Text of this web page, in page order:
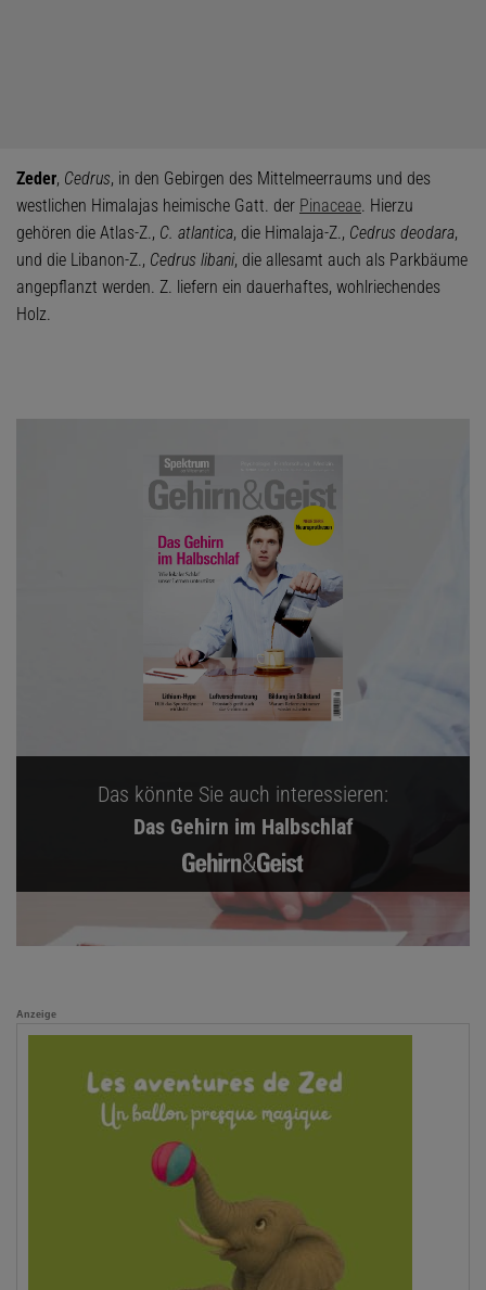
Zeder, Cedrus, in den Gebirgen des Mittelmeerraums und des
westlichen Himalajas heimische Gatt. der Pinaceae. Hierzu
gehören die Atlas-Z., C. atlantica, die Himalaja-Z., Cedrus deodara,
und die Libanon-Z., Cedrus libani, die allesamt auch als Parkbäume
angepflanzt werden. Z. liefern ein dauerhaftes, wohlriechendes
Holz.
Das könnte Sie auch interessieren:
Das Gehirn im Halbschlaf
Anzeige